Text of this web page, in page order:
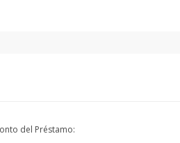
del Préstamo: